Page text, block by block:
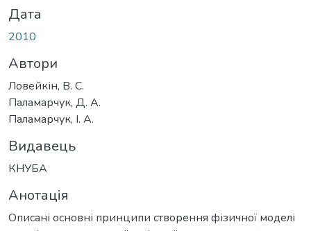
Дата
2010
Автори
Ловейкін, В. С.
Паламарчук, Д. А.
Паламарчук, І. А.
Видавець
КНУБА
Анотація
Описані основні принципи створення фізичної моделі